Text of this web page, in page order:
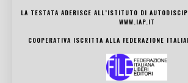
LA TESTATA ADERISCE ALL’ISTITUTO DI
WWW.IAP.IT
COOPERATIVA ISCRITTA ALLA FEDERAZIONE